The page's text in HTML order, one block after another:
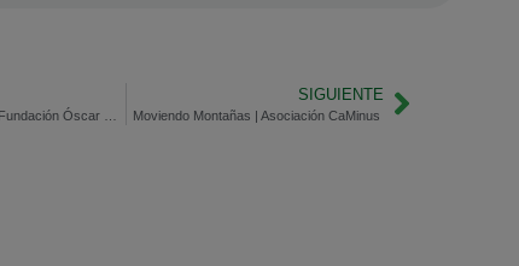
SIGUIENTE
Moviendo Montañas | Asociación CaMinus